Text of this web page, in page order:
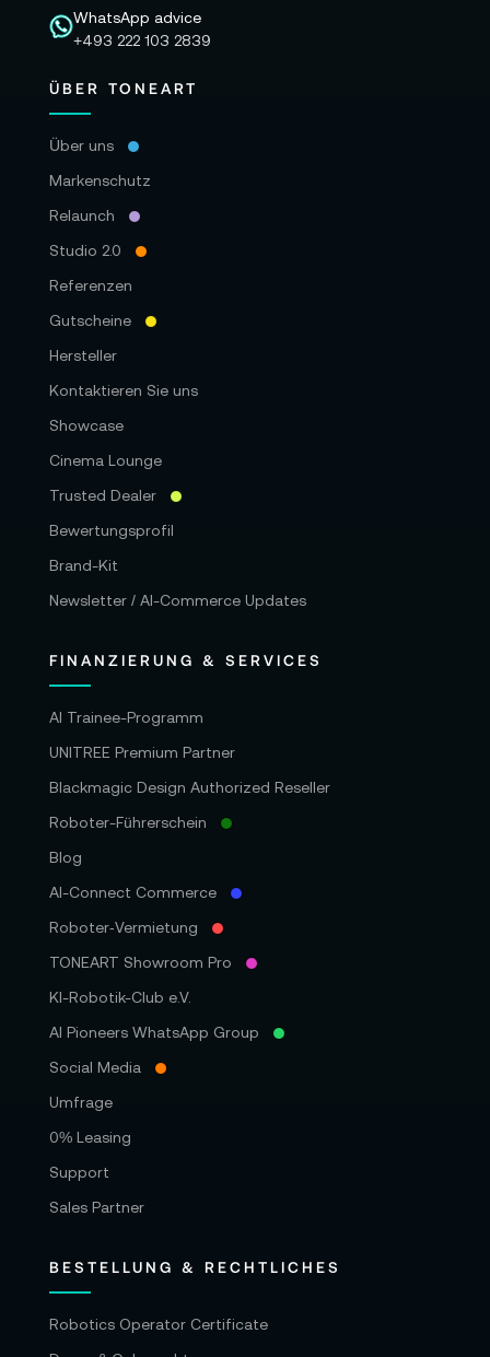
WhatsApp advice
+493 222 103 2839
ÜBER TONEART
Über uns
Markenschutz
Relaunch
Studio 2.0
Referenzen
Gutscheine
Hersteller
Kontaktieren Sie uns
Showcase
Cinema Lounge
Trusted Dealer
Bewertungsprofil
Brand-Kit
Newsletter / AI-Commerce Updates
FINANZIERUNG & SERVICES
AI Trainee-Programm
UNITREE Premium Partner
Blackmagic Design Authorized Reseller
Roboter-Führerschein
Blog
AI-Connect Commerce
Roboter‑Vermietung
TONEART Showroom Pro
KI-Robotik-Club e.V.
AI Pioneers WhatsApp Group
Social Media
Umfrage
0% Leasing
Support
Sales Partner
BESTELLUNG & RECHTLICHES
Robotics Operator Certificate